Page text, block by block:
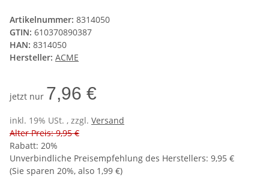
Artikelnummer: 8314050
GTIN: 610370890387
HAN: 8314050
Hersteller: ACME
jetzt nur 7,96 €
inkl. 19% USt. , zzgl. Versand
Alter Preis: 9,95 €
Rabatt: 20%
Unverbindliche Preisempfehlung des Herstellers: 9,95 €
(Sie sparen 20%, also 1,99 €)